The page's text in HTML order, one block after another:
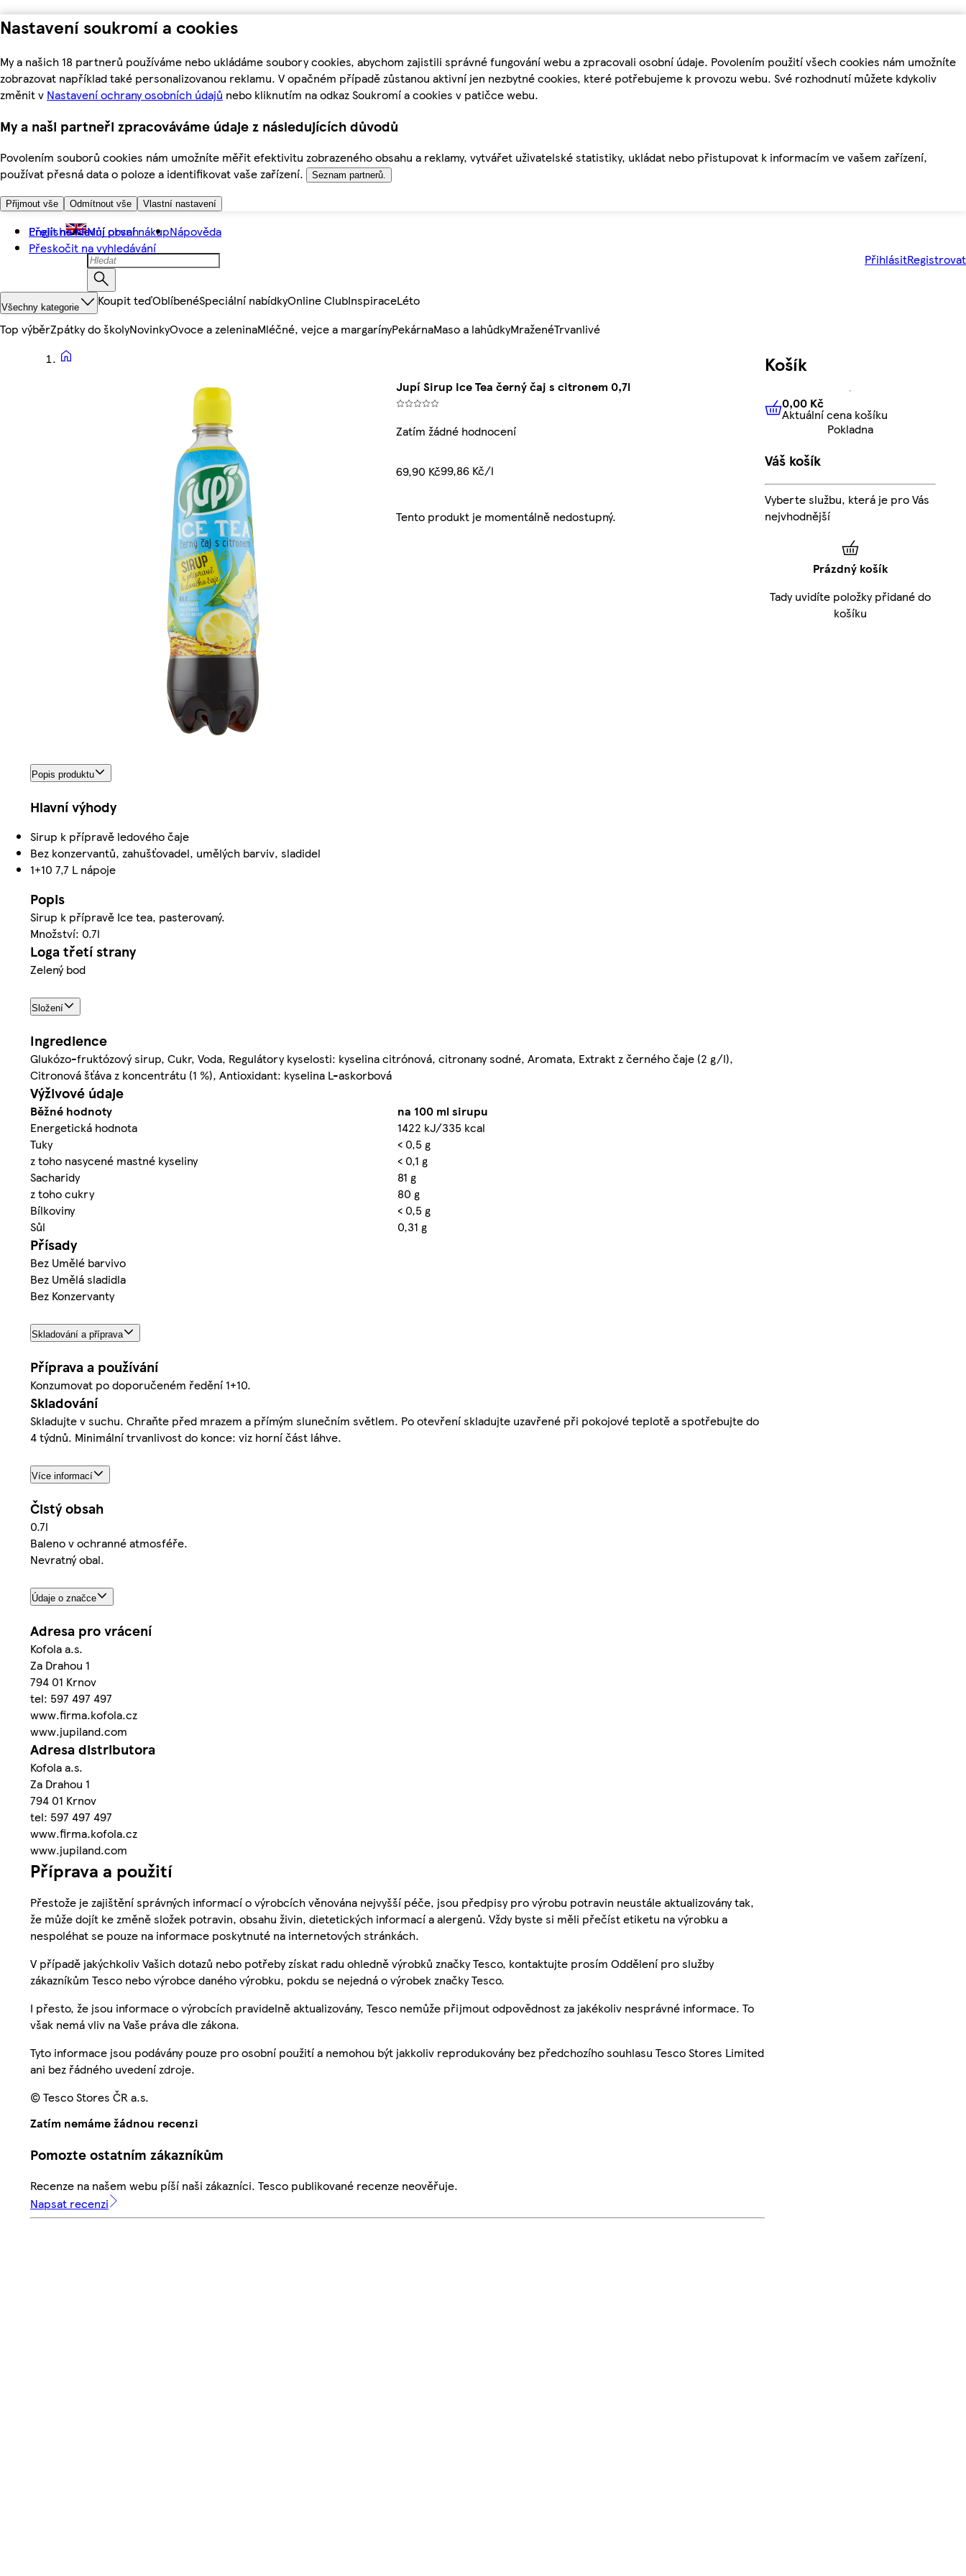
Nastavení soukromí a cookies
My a našich 18 partnerů používáme nebo ukládáme soubory cookies, abychom zajistili správné fungování webu a zpracovali osobní údaje. Povolením použití všech cookies nám umožníte
zobrazovat například také personalizovanou reklamu. V opačném případě zůstanou aktivní jen nezbytné cookies, které potřebujeme k provozu webu. Své rozhodnutí můžete kdykoliv
změnit v Nastavení ochrany osobních údajů nebo kliknutím na odkaz Soukromí a cookies v patičce webu.
My a naši partneři zpracováváme údaje z následujících důvodů
Povolením souborů cookies nám umožníte měřit efektivitu zobrazeného obsahu a reklamy, vytvářet uživatelské statistiky, ukládat nebo přistupovat k informacím ve vašem zařízení,
používat přesná data o poloze a identifikovat vaše zařízení.
Seznam partnerů.
Přijmout vše Odmítnout vše Vlastní nastavení
Přejít na hlavní obsah
Přeskočit na vyhledávání
English Můj první nákupNápověda
PřihlásitRegistrovat
Všechny kategorie Koupit teďOblíbenéSpeciální nabídkyOnline ClubInspiraceLéto
Top výběrZpátky do školyNovinkyOvoce a zeleninaMléčné, vejce a margarínyPekárnaMaso a lahůdkyMraženéTrvanlivé
Jupí Sirup Ice Tea černý čaj s citronem 0,7l
Zatím žádné hodnocení
69,90 Kč99,86 Kč/l
Tento produkt je momentálně nedostupný.
Popis produktu
Hlavní výhody
Sirup k přípravě ledového čaje
Bez konzervantů, zahušťovadel, umělých barviv, sladidel
1+10 7,7 L nápoje
Popis
Sirup k přípravě Ice tea, pasterovaný.
Množství: 0.7l
Loga třetí strany
Zelený bod
Složení
Ingredience
Glukózo-fruktózový sirup, Cukr, Voda, Regulátory kyselosti: kyselina citrónová, citronany sodné, Aromata, Extrakt z černého čaje (2 g/l),
Citronová šťáva z koncentrátu (1 %), Antioxidant: kyselina L-askorbová
Výživové údaje
Běžné hodnoty
na 100 ml sirupu
Energetická hodnota
1422 kJ/335 kcal
Tuky
< 0,5 g
z toho nasycené mastné kyseliny
< 0,1 g
Sacharidy
81 g
z toho cukry
80 g
Bílkoviny
< 0,5 g
Sůl
0,31 g
Přísady
Bez Umělé barvivo
Bez Umělá sladidla
Bez Konzervanty
Skladování a příprava
Příprava a používání
Konzumovat po doporučeném ředění 1+10.
Skladování
Skladujte v suchu. Chraňte před mrazem a přímým slunečním světlem. Po otevření skladujte uzavřené při pokojové teplotě a spotřebujte do
4 týdnů. Minimální trvanlivost do konce: viz horní část láhve.
Více informací
Čistý obsah
0.7l
Baleno v ochranné atmosféře.
Nevratný obal.
Údaje o značce
Adresa pro vrácení
Kofola a.s.
Za Drahou 1
794 01 Krnov
tel: 597 497 497
www.firma.kofola.cz
www.jupiland.com
Adresa distributora
Kofola a.s.
Za Drahou 1
794 01 Krnov
tel: 597 497 497
www.firma.kofola.cz
www.jupiland.com
Příprava a použití
Přestože je zajištění správných informací o výrobcích věnována nejvyšší péče, jsou předpisy pro výrobu potravin neustále aktualizovány tak,
že může dojít ke změně složek potravin, obsahu živin, dietetických informací a alergenů. Vždy byste si měli přečíst etiketu na výrobku a
nespoléhat se pouze na informace poskytnuté na internetových stránkách.
V případě jakýchkoliv Vašich dotazů nebo potřeby získat radu ohledně výrobků značky Tesco, kontaktujte prosím Oddělení pro služby
zákazníkům Tesco nebo výrobce daného výrobku, pokdu se nejedná o výrobek značky Tesco.
I přesto, že jsou informace o výrobcích pravidelně aktualizovány, Tesco nemůže přijmout odpovědnost za jakékoliv nesprávné informace. To
však nemá vliv na Vaše práva dle zákona.
Tyto informace jsou podávány pouze pro osobní použití a nemohou být jakkoliv reprodukovány bez předchozího souhlasu Tesco Stores Limited
ani bez řádného uvedení zdroje.
© Tesco Stores ČR a.s.
Zatím nemáme žádnou recenzi
Pomozte ostatním zákazníkům
Recenze na našem webu píší naši zákazníci. Tesco publikované recenze neověřuje.
Napsat recenzi
Košík
0,00 KčAktuální cena košíku
0,00 Kč
Aktuální cena košíku
Pokladna
Váš košík
Vyberte službu, která je pro Vás
nejvhodnější
Prázdný košík
Tady uvidíte položky přidané do
košíku